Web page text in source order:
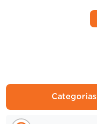
Categorias